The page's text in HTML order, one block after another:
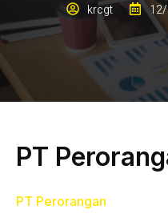
krcgt
PT
PT Perorangan